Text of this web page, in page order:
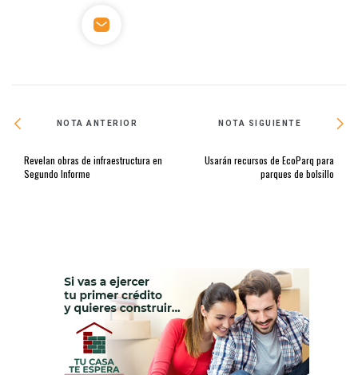
NOTA ANTERIOR
Revelan obras de infraestructura en
Segundo Informe
NOTA SIGUIENTE
Usarán recursos de EcoParq para
parques de bolsillo